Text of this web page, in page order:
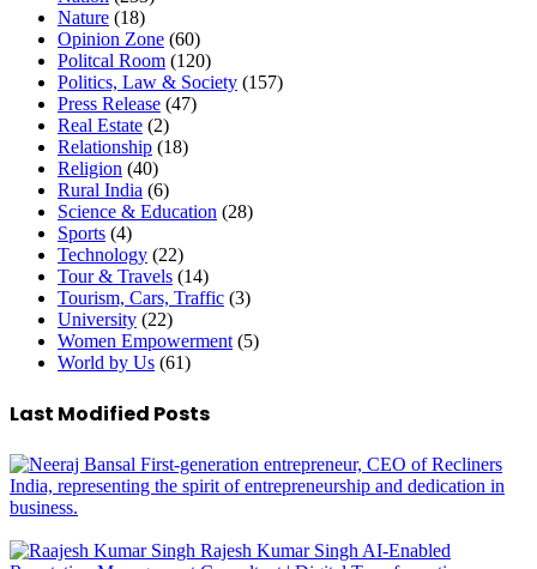
Nature (18)
Opinion Zone (60)
Politcal Room (120)
Politics, Law & Society (157)
Press Release (47)
Real Estate (2)
Relationship (18)
Religion (40)
Rural India (6)
Science & Education (28)
Sports (4)
Technology (22)
Tour & Travels (14)
Tourism, Cars, Traffic (3)
University (22)
Women Empowerment (5)
World by Us (61)
Last Modified Posts